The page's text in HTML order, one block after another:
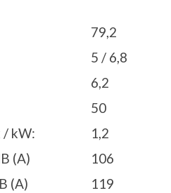
79,2
5 / 6,8
6,2
50
/ kW:
1,2
(A)
106
(A)
119